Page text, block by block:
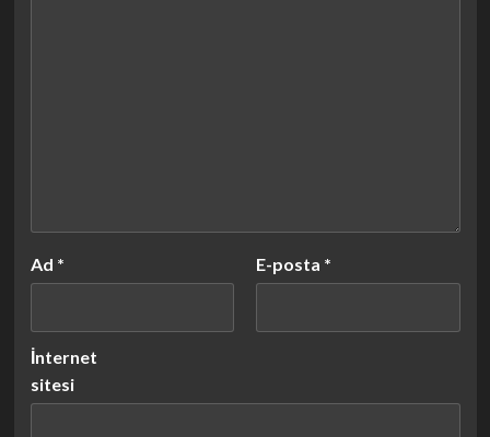
Ad * E-posta *
İnternet
sitesi